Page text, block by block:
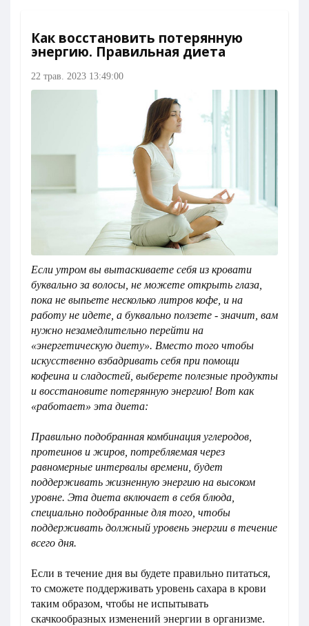
Как восстановить потерянную
энергию. Правильная диета
22 трав. 2023 13:49:00
Если утром вы вытаскиваете себя из кровати
буквально за волосы, не можете открыть глаза,
пока не выпьете несколько литров кофе, и на
работу не идете, а буквально ползете - значит, вам
нужно незамедлительно перейти на
«энергетическую диету». Вместо того чтобы
искусственно взбадривать себя при помощи
кофеина и сладостей, выберете полезные продукты
и восстановите потерянную энергию! Вот как
«работает» эта диета:
Правильно подобранная комбинация углеродов,
протеинов и жиров, потребляемая через
равномерные интервалы времени, будет
поддерживать жизненную энергию на высоком
уровне. Эта диета включает в себя блюда,
специально подобранные для того, чтобы
поддерживать должный уровень энергии в течение
всего дня.
Если в течение дня вы будете правильно питаться,
то сможете поддерживать уровень сахара в крови
таким образом, чтобы не испытывать
скачкообразных изменений энергии в организме.